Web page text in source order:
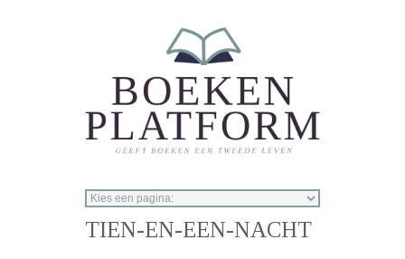
TIEN-EN-EEN-NACHT